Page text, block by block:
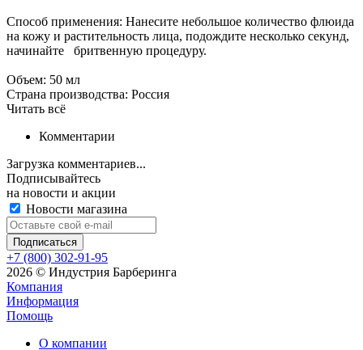
Способ применения: Нанесите небольшое количество флюида
на кожу и растительность лица, подождите несколько секунд,
начинайте бритвенную процедуру.
Объем: 50 мл
Страна производства: Россия
Читать всё
Комментарии
Загрузка комментариев...
Подписывайтесь
на новости и акции
Новости магазина
+7 (800) 302-91-95
2026 © Индустрия Барберинга
Компания
Информация
Помощь
О компании